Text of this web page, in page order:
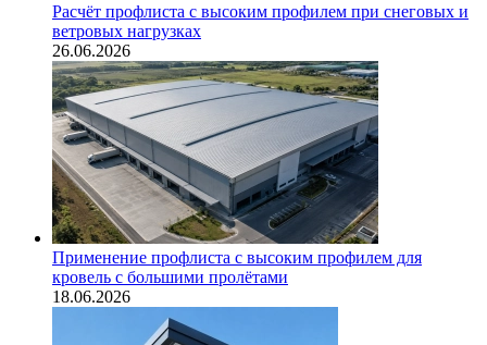
Расчёт профлиста с высоким профилем при снеговых и
ветровых нагрузках
26.06.2026
Применение профлиста с высоким профилем для
кровель с большими пролётами
18.06.2026